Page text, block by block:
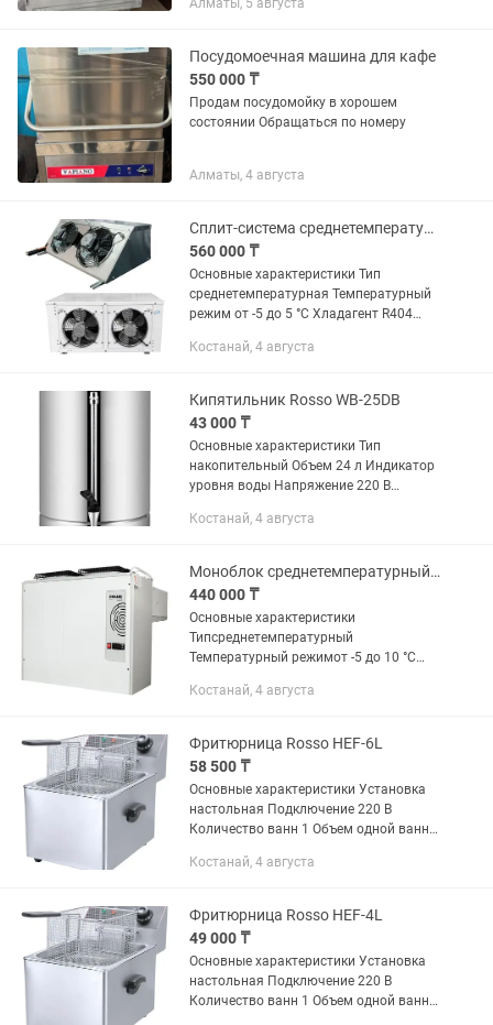
воды вышла из строя.
Алматы, 5 августа
Посудомоечная машина для кафе
550 000 ₸
Продам посудомойку в хорошем
состоянии Обращаться по номеру
Алматы, 4 августа
Сплит-система среднетемпературная Intercold МСМ 218 Evolution
560 000 ₸
Основные характеристики Тип
среднетемпературная Температурный
режим от -5 до 5 °C Хладагент R404
мощность 0.955 кВт Ширина внешнего
блока...
Костанай, 4 августа
Кипятильник Rosso WB-25DB
43 000 ₸
Основные характеристики Тип
накопительный Объем 24 л Индикатор
уровня воды Напряжение 220 В
производства Китай Описание
предназначен для кипячения и...
Костанай, 4 августа
Моноблок среднетемпературный POLAIR MM 222 S
440 000 ₸
Основные характеристики
Типсреднетемпературный
Температурный режимот -5 до 10 °C
Объем камеры24 м3 ХладагентR404A
мощность1.65...
Костанай, 4 августа
Фритюрница Rosso HEF-6L
58 500 ₸
Основные характеристики Установка
настольная Подключение 220 В
Количество ванн 1 Объем одной ванны
°С Мощность 2.5 кВт Ширина 600 мм
Костанай, 4 августа
Фритюрница Rosso HEF-4L
49 000 ₸
Основные характеристики Установка
настольная Подключение 220 В
Количество ванн 1 Объем одной ванны